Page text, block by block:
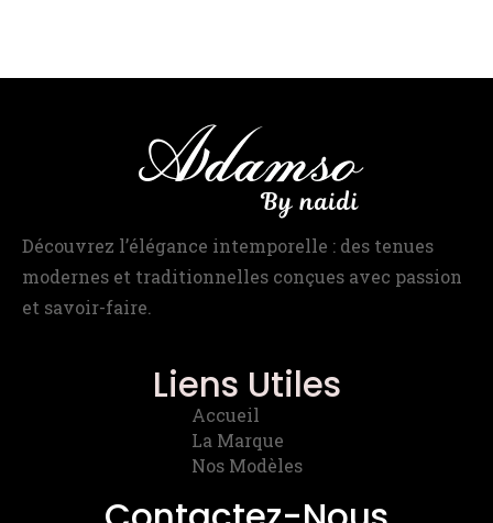
Découvrez l’élégance intemporelle : des tenues
modernes et traditionnelles conçues avec passion
et savoir-faire.
Liens Utiles
Accueil
La Marque
Nos Modèles